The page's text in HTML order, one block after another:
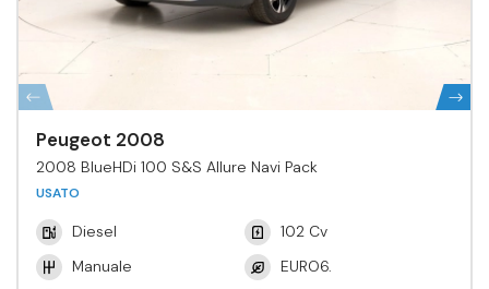
Peugeot 2008
2008 BlueHDi 100 S&S Allure Navi Pack
USATO
Diesel
102 Cv
Manuale
EURO6.